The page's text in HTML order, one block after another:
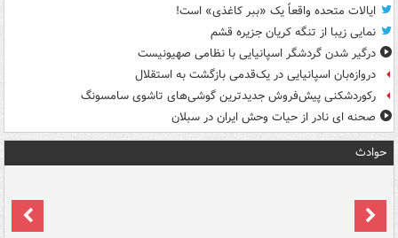
ایالات متحده واقعاً یک «ببر کاغذی» است!
نمایی زیبا از تنگه کریان جزیره قشم
درگیر شدن گردشگر اسپانیایی با نظامی صهیونیست
دروازه‌بان اسپانیایی در یک‌قدمی بازگشت به استقلال
رکوردشکنی پیش‌فروش جدیدترین گوشی‌های تاشوی سامسونگ
صحنه ای نادر از حیات وحش ایران در سبلان
حوادث